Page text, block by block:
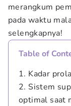
merangkum
pada waktu
selengkapnya!
Table of
1. Kadar
2. Sistem
optimal saat